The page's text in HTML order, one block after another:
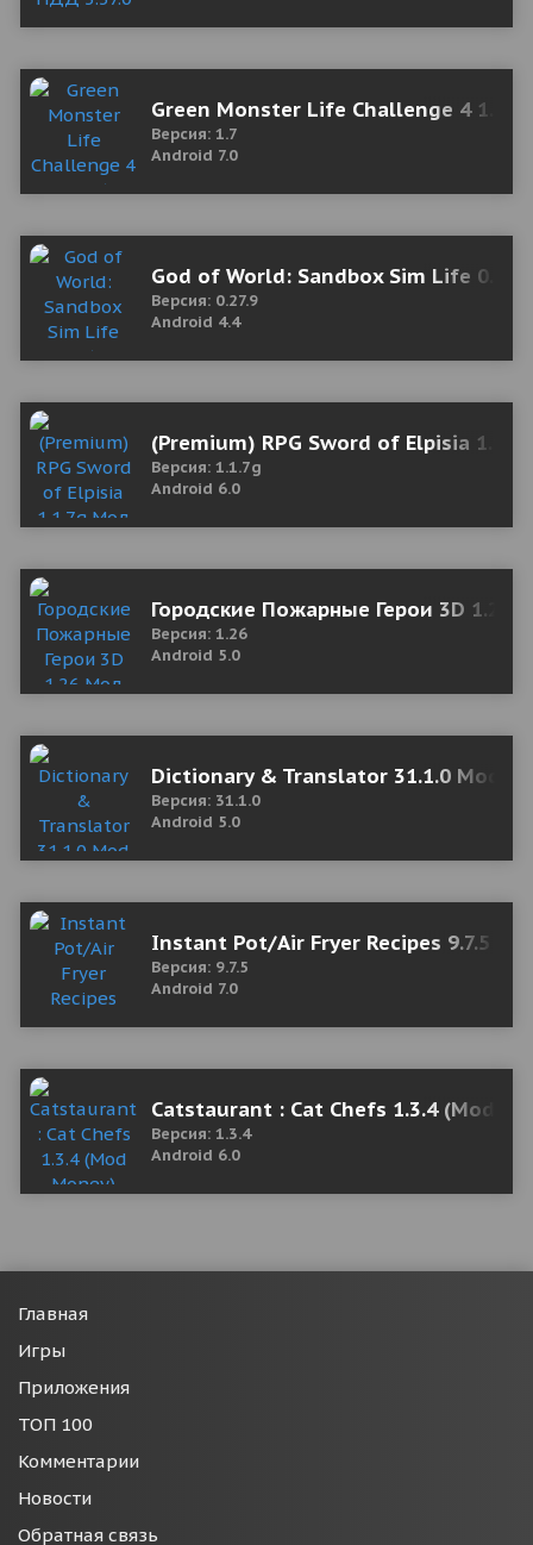
Green Monster Life Challenge 4 1.7
Версия: 1.7
Android 7.0
God of World: Sandbox Sim Life
Версия: 0.27.9
Android 4.4
(Premium) RPG Sword of Elpisia
Версия: 1.1.7g
Android 6.0
Городские Пожарные Герои 3D 1.26
Версия: 1.26
Android 5.0
Dictionary & Translator 31.1.0 Mod
Версия: 31.1.0
Android 5.0
Instant Pot/Air Fryer Recipes 9.7.5
Версия: 9.7.5
Android 7.0
Catstaurant : Cat Chefs 1.3.4 (Mod
Версия: 1.3.4
Android 6.0
Главная
Игры
Приложения
ТОП 100
Комментарии
Новости
Обратная связь